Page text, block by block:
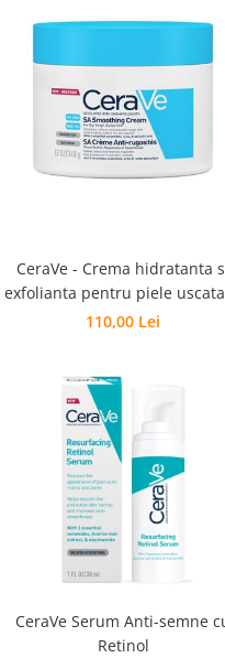
Infectii urinare
PREPARATE PENTRU COPII
SOLUTIE DEZINFECTANTA
ALTE AFECTIUNI
CeraVe - Crema hidratanta
exfolianta pentru piele
aspra cu rugozitati
110,00 Lei
CeraVe Serum Anti-semne
Retinol